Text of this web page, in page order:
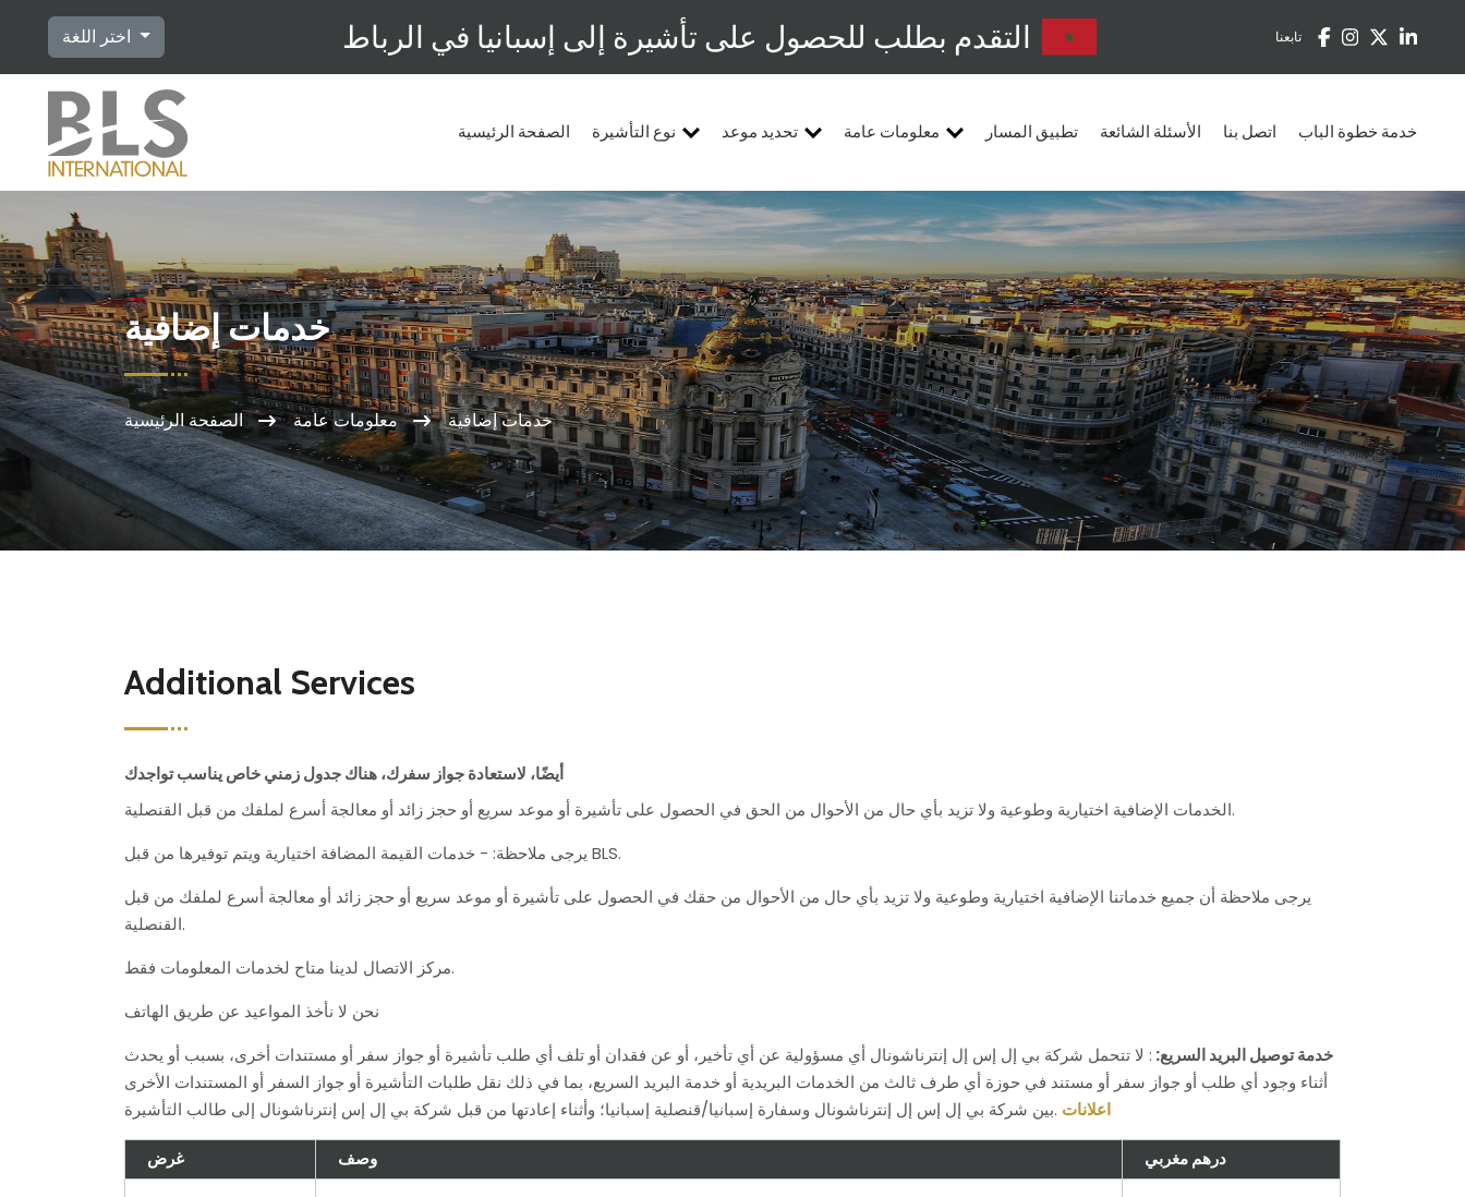
التقدم بطلب للحصول على تأشيرة إلى إسبانيا في الرباط تابعنا
الصفحة الرئيسية نوع التأشيرة تحديد موعد معلومات عامة تطبيق المسار الأسئلة الشائعة اتصل بنا خدمة خطوة الباب
خدمات إضافية
الصفحة الرئيسية معلومات عامة خدمات إضافية
Additional Services
أيضًا، لاستعادة جواز سفرك، هناك جدول زمني خاص يناسب تواجدك
الخدمات الإضافية اختيارية وطوعية ولا تزيد بأي حال من الأحوال من الحق في الحصول على تأشيرة أو موعد سريع أو حجز زائد أو معالجة أسرع لملفك من قبل القنصلية.
يرجى ملاحظة: - خدمات القيمة المضافة اختيارية ويتم توفيرها من قبل BLS.
يرجى ملاحظة أن جميع خدماتنا الإضافية اختيارية وطوعية ولا تزيد بأي حال من الأحوال من حقك في الحصول على تأشيرة أو موعد سريع أو حجز زائد أو معالجة أسرع لملفك من قبل
القنصلية.
مركز الاتصال لدينا متاح لخدمات المعلومات فقط.
نحن لا نأخذ المواعيد عن طريق الهاتف
خدمة توصيل البريد السريع: : لا تتحمل شركة بي إل إس إل إنترناشونال أي مسؤولية عن أي تأخير، أو عن فقدان أو تلف أي طلب تأشيرة أو جواز سفر أو مستندات أخرى، بسبب أو يحدث
أثناء وجود أي طلب أو جواز سفر أو مستند في حوزة أي طرف ثالث من الخدمات البريدية أو خدمة البريد السريع، بما في ذلك نقل طلبات التأشيرة أو جواز السفر أو المستندات الأخرى
بين شركة بي إل إس إل إنترناشونال وسفارة إسبانيا/قنصلية إسبانيا؛ وأثناء إعادتها من قبل شركة بي إل إس إنترناشونال إلى طالب التأشيرة. اعلانات
غرض وصف درهم مغربي